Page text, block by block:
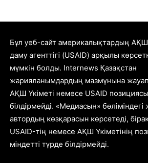
Бұл уеб-сайт америкалықтардың
даму агенттігі (USAID) арқылы
мүмкін болды. Internews Қазақстан
жарияланымдардың мазмұнына жауап
АҚШ Үкіметі немесе USAID
білдірмейді. «Медиасын»
автордың көзқарасын көрсетеді,
USAID-тің немесе АҚШ Үкіметінің
міндетті түрде білдірмейді.